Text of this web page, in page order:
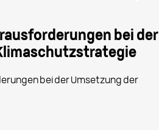
bei der
bei der Umsetzung der